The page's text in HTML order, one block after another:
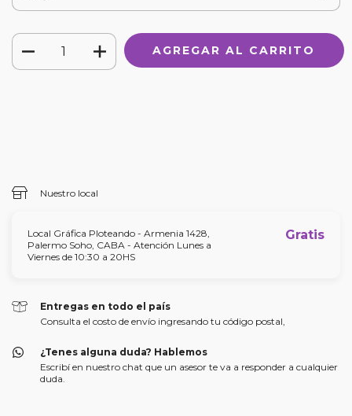
Nuestro local
Local Gráfica Ploteando - Armenia 1428,
Palermo Soho, CABA - Atención Lunes a
Viernes de 10:30 a 20HS
Gratis
Entregas en todo el país
Consulta el costo de envío ingresando tu código postal,
¿Tenes alguna duda? Hablemos
Escribí en nuestro chat que un asesor te va a responder a cualquier
duda.